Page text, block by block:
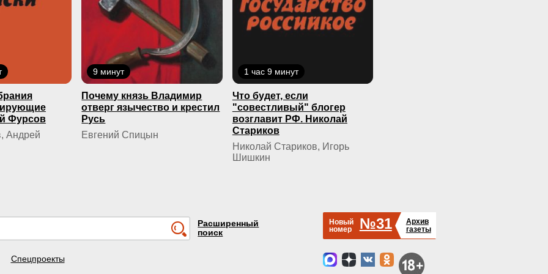
Фурсов
Андрей
9 минут
Почему князь Владимир
отверг язычество и крестил
Русь
Евгений Спицын
1 час 9 минут
Что будет, если
"совестливый" блогер
возглавит РФ. Николай
Стариков
Николай Стариков, Игорь
Шишкин
Расширенный
поиск
Спецпроекты
Новый
номер
№31
Архив
газеты